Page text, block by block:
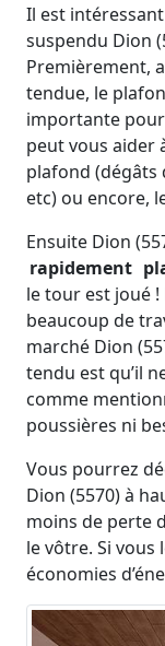
Il est
suspendu Dion
Premièrement,
tendue, le
importante
peut vous aider
plafond (dégâts
etc) ou encore,
Ensuite Dion
rapidement
le tour est joué !
beaucoup de
marché Dion
tendu est qu’il
comme
poussières ni
Vous pourrez
Dion (5570) à
moins de perte
le vôtre. Si vous
économies